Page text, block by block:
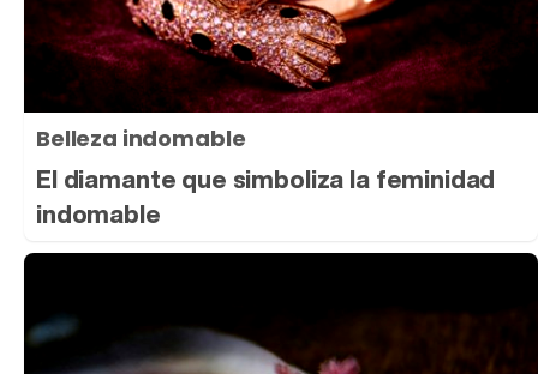
Belleza indomable
El diamante que simboliza la feminidad
indomable